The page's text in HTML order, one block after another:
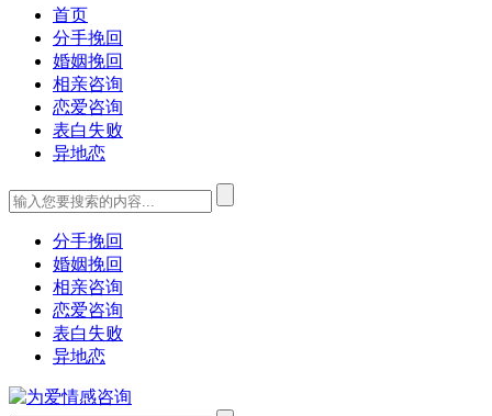
首页
分手挽回
婚姻挽回
相亲咨询
恋爱咨询
表白失败
异地恋
分手挽回
婚姻挽回
相亲咨询
恋爱咨询
表白失败
异地恋